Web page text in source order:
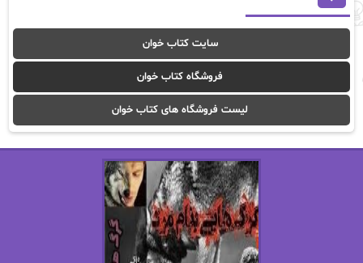
آوا موسوی آیدا (Aixi)
آیدا باقری آیسان صادقی
ا_اصغر زاده ا_اصغرزاده
اریک مورگنشترن از نیلوفر لاری
استل مسکم
اصغر زاده
اکرم محمدی
سایت کتاب خوان
فروشگاه کتاب خوان
لیست فروشگاه های کتاب خوان